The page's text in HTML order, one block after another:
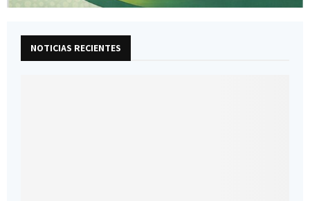
NOTICIAS RECIENTES